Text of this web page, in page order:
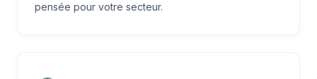
pensée pour votre secteur.